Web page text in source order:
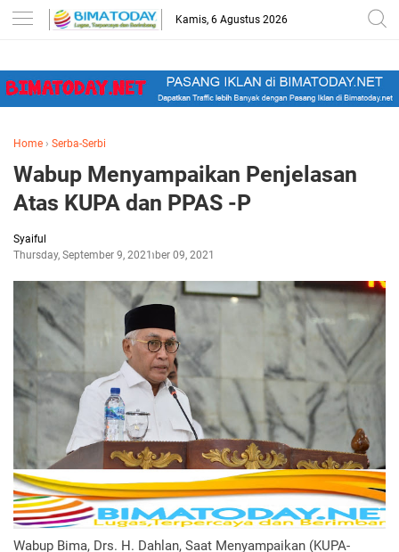
-->
Kamis, 6 Agustus 2026
Home › Serba-Serbi
Wabup Menyampaikan Penjelasan
Atas KUPA dan PPAS -P
Syaiful
Thursday, September 9, 2021September 09, 2021
Wabup Bima, Drs. H. Dahlan, Saat Menyampaikan (KUPA-